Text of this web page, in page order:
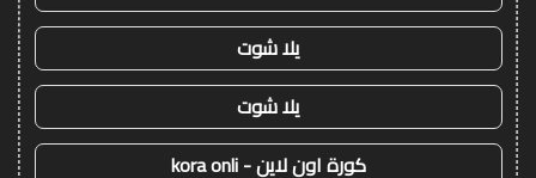
يلا شوت
يلا شوت
كورة اون لاين - kora onli